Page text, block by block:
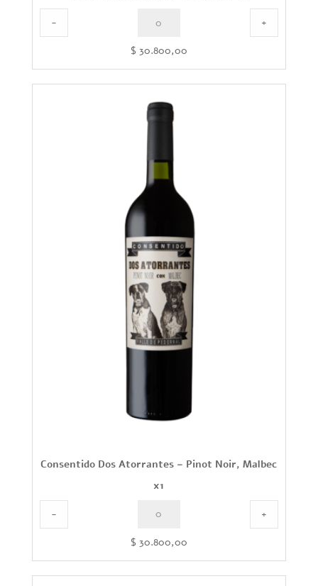
- +
$ 30.800,00
Consentido Dos Atorrantes – Pinot Noir, Malbec
x1
- +
$ 30.800,00